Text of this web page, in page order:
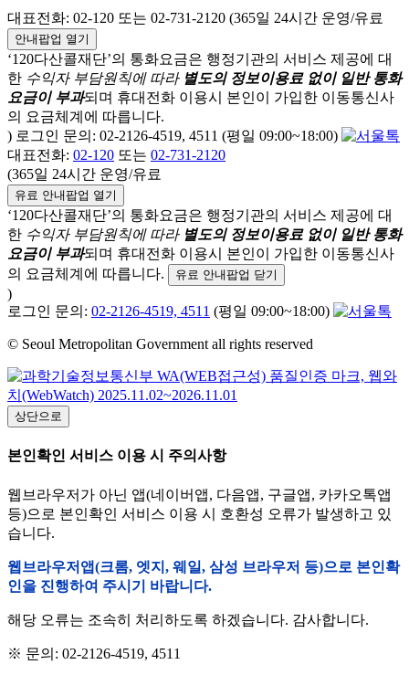
대표전화: 02-120 또는 02-731-2120 (365일 24시간 운영/유료
안내팝업 열기
‘120다산콜재단’의 통화요금은 행정기관의 서비스 제공에 대
한 수익자 부담원칙에 따라 별도의 정보이용료 없이 일반 통화
요금이 부과되며 휴대전화 이용시 본인이 가입한 이동통신사
의 요금체계에 따릅니다.
) 로그인 문의: 02-2126-4519, 4511 (평일 09:00~18:00)
대표전화: 02-120 또는 02-731-2120
(365일 24시간 운영/유료
유료 안내팝업 열기
‘120다산콜재단’의 통화요금은 행정기관의 서비스 제공에 대
한 수익자 부담원칙에 따라 별도의 정보이용료 없이 일반 통화
요금이 부과되며 휴대전화 이용시 본인이 가입한 이동통신사
의 요금체계에 따릅니다.
유료 안내팝업 닫기
)
로그인 문의: 02-2126-4519, 4511 (평일 09:00~18:00)
© Seoul Metropolitan Government all rights reserved
상단으로
본인확인 서비스 이용 시 주의사항
웹브라우저가 아닌 앱(네이버앱, 다음앱, 구글앱, 카카오톡앱
등)으로 본인확인 서비스 이용 시 호환성 오류가 발생하고 있
습니다.
웹브라우저앱(크롬, 엣지, 웨일, 삼성 브라우저 등)으로 본인확
인을 진행하여 주시기 바랍니다.
해당 오류는 조속히 처리하도록 하겠습니다. 감사합니다.
※ 문의: 02-2126-4519, 4511